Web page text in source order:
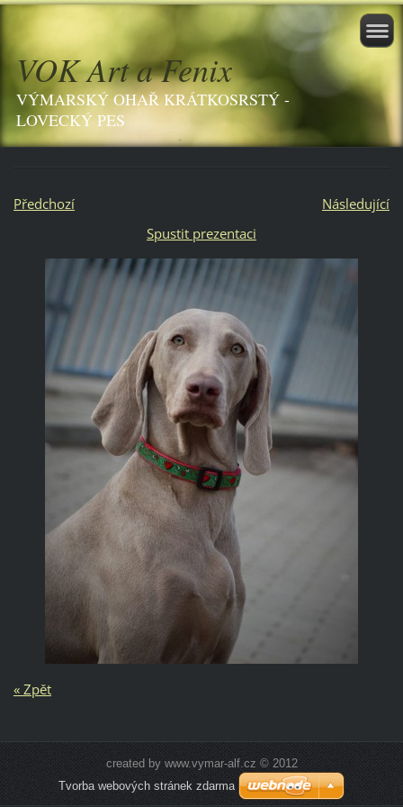
VOK Art a Fenix
VÝMARSKÝ OHAŘ KRÁTKOSRSTÝ -
LOVECKÝ PES
Předchozí
Následující
Spustit prezentaci
« Zpět
created by www.vymar-alf.cz © 2012
Tvorba webových stránek zdarma